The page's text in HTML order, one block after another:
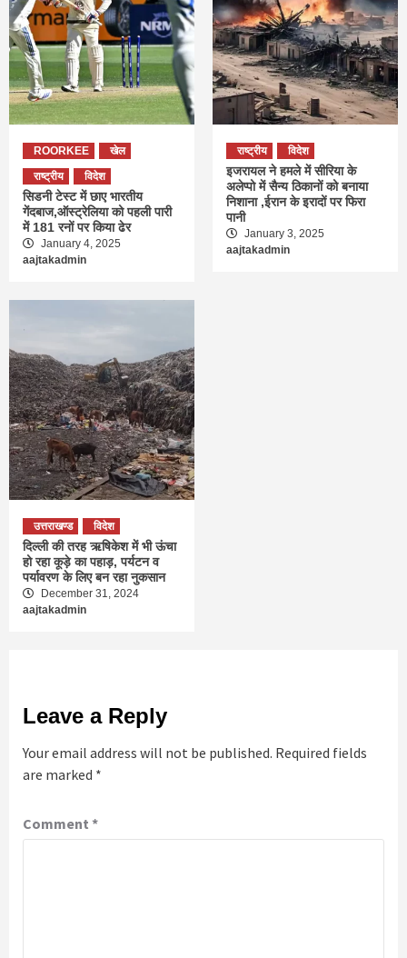
ROORKEE
खेल
राष्ट्रीय
विदेश
सिडनी टेस्ट में छाए भारतीय
गेंदबाज,ऑस्ट्रेलिया को पहली पारी
में 181 रनों पर किया ढेर
January 4, 2025
aajtakadmin
राष्ट्रीय विदेश
इजरायल ने हमले में सीरिया के
अलेप्पो में सैन्य ठिकानों को बनाया
निशाना ,ईरान के इरादों पर फिरा
पानी
January 3, 2025
aajtakadmin
उत्तराखण्ड विदेश
दिल्‍ली की तरह ऋषिकेश में भी ऊंचा
हो रहा कूड़े का पहाड़, पर्यटन व
पर्यावरण के लिए बन रहा नुकसान
December 31, 2024
aajtakadmin
Leave a Reply
Your email address will not be published. Required fields
are marked *
Comment *